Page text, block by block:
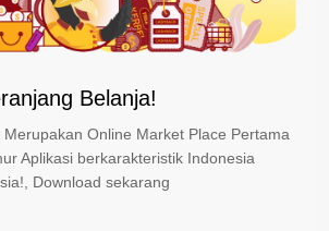
Belanja!
Online Market Place Pertama
Aplikasi berkarakteristik Indonesia
Download sekarang